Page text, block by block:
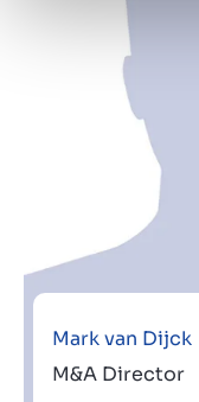
Mark van Dijck
M&A Director